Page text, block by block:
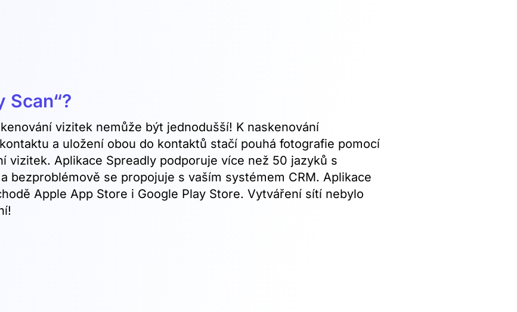
Scan“?
vizitek nemůže být jednodušší! K naskenování
a uložení obou do kontaktů stačí pouhá fotografie pomocí
vizitek. Aplikace Spreadly podporuje více než 50 jazyků s
bezproblémově se propojuje s vaším systémem CRM. Aplikace
Apple App Store i Google Play Store. Vytváření sítí nebylo